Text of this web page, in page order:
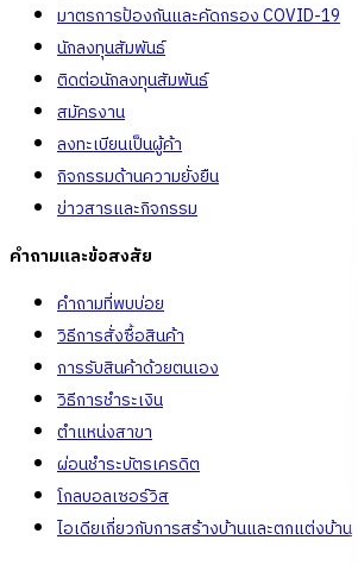
มาตรการป้องกันและคัดกรอง COVID-19
นักลงทุนสัมพันธ์
ติดต่อนักลงทุนสัมพันธ์
สมัครงาน
ลงทะเบียนเป็นผู้ค้า
กิจกรรมด้านความยั่งยืน
ข่าวสารและกิจกรรม
คำถามและข้อสงสัย
คำถามที่พบบ่อย
วิธีการสั่งซื้อสินค้า
การรับสินค้าด้วยตนเอง
วิธีการชำระเงิน
ตำแหน่งสาขา
ผ่อนชำระบัตรเครดิต
โกลบอลเซอร์วิส
ไอเดียเกี่ยวกับการสร้างบ้านและตกแต่งบ้าน